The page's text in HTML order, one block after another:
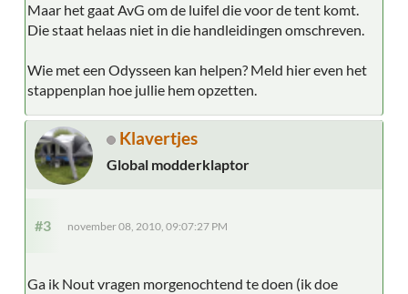
Maar het gaat AvG om de luifel die voor de tent komt.
Die staat helaas niet in die handleidingen omschreven.
Wie met een Odysseen kan helpen? Meld hier even het
stappenplan hoe jullie hem opzetten.
Klavertjes
Global modderklaptor
#3 november 08, 2010, 09:07:27 PM
Ga ik Nout vragen morgenochtend te doen (ik doe